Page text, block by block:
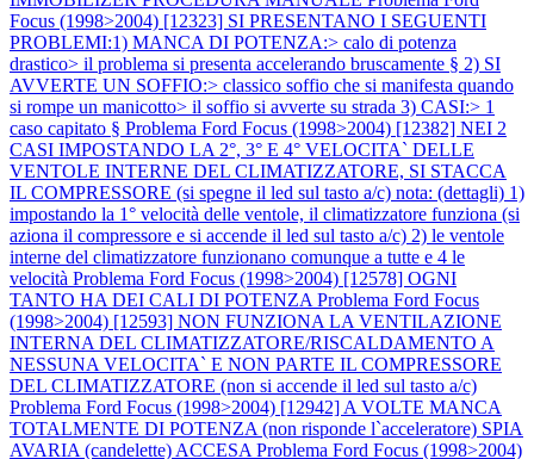
Focus (1998>2004) [12323] SI PRESENTANO I SEGUENTI
PROBLEMI:1) MANCA DI POTENZA:> calo di potenza
drastico> il problema si presenta accelerando bruscamente § 2) SI
AVVERTE UN SOFFIO:> classico soffio che si manifesta quando
si rompe un manicotto> il soffio si avverte su strada 3) CASI:> 1
caso capitato § Problema Ford Focus (1998>2004) [12382] NEI 2
CASI IMPOSTANDO LA 2°, 3° E 4° VELOCITA` DELLE
VENTOLE INTERNE DEL CLIMATIZZATORE, SI STACCA
IL COMPRESSORE (si spegne il led sul tasto a/c) nota: (dettagli) 1)
impostando la 1° velocità delle ventole, il climatizzatore funziona (si
aziona il compressore e si accende il led sul tasto a/c) 2) le ventole
interne del climatizzatore funzionano comunque a tutte e 4 le
velocità Problema Ford Focus (1998>2004) [12578] OGNI
TANTO HA DEI CALI DI POTENZA Problema Ford Focus
(1998>2004) [12593] NON FUNZIONA LA VENTILAZIONE
INTERNA DEL CLIMATIZZATORE/RISCALDAMENTO A
NESSUNA VELOCITA` E NON PARTE IL COMPRESSORE
DEL CLIMATIZZATORE (non si accende il led sul tasto a/c)
Problema Ford Focus (1998>2004) [12942] A VOLTE MANCA
TOTALMENTE DI POTENZA (non risponde l`acceleratore) SPIA
AVARIA (candelette) ACCESA Problema Ford Focus (1998>2004)